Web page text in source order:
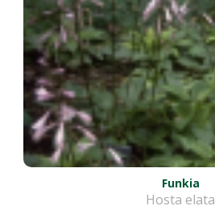
Funkia
Hosta elata